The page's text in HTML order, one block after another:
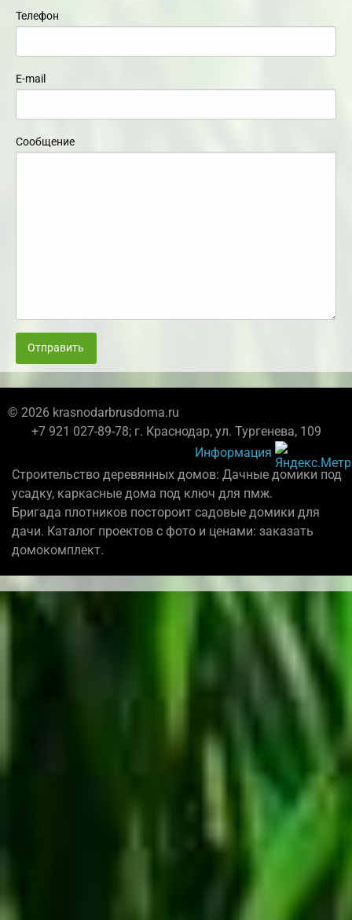
Телефон
E-mail
Сообщение
Отправить
© 2026 krasnodarbrusdoma.ru
+7 921 027-89-78; г. Краснодар, ул. Тургенева, 109
Информация
Строительство деревянных домов: Дачные домики под
усадку, каркасные дома под ключ для пмж.
Бригада плотников постороит садовые домики для
дачи. Каталог проектов с фото и ценами: заказать
домокомплект.